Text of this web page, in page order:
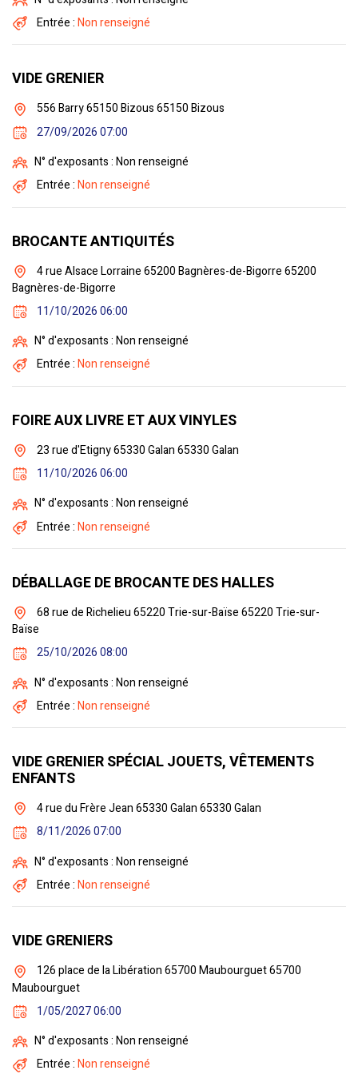
Entrée :Non renseigné
VIDE GRENIER
556 Barry 65150 Bizous 65150 Bizous
27/09/2026 07:00
N° d'exposants : Non renseigné
Entrée :Non renseigné
BROCANTE ANTIQUITÉS
4 rue Alsace Lorraine 65200 Bagnères-de-Bigorre 65200
Bagnères-de-Bigorre
11/10/2026 06:00
N° d'exposants : Non renseigné
Entrée :Non renseigné
FOIRE AUX LIVRE ET AUX VINYLES
23 rue d'Etigny 65330 Galan 65330 Galan
11/10/2026 06:00
N° d'exposants : Non renseigné
Entrée :Non renseigné
DÉBALLAGE DE BROCANTE DES HALLES
68 rue de Richelieu 65220 Trie-sur-Baïse 65220 Trie-sur-
Baïse
25/10/2026 08:00
N° d'exposants : Non renseigné
Entrée :Non renseigné
VIDE GRENIER SPÉCIAL JOUETS, VÊTEMENTS
ENFANTS
4 rue du Frère Jean 65330 Galan 65330 Galan
8/11/2026 07:00
N° d'exposants : Non renseigné
Entrée :Non renseigné
VIDE GRENIERS
126 place de la Libération 65700 Maubourguet 65700
Maubourguet
1/05/2027 06:00
N° d'exposants : Non renseigné
Entrée :Non renseigné